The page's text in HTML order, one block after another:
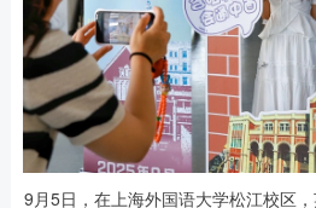
9月5日，在上海外国语大学松江校区